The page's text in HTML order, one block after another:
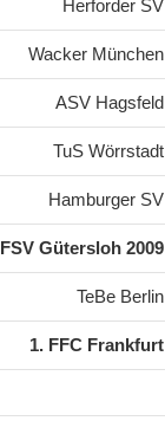
Herforder SV
Wacker München
ASV Hagsfeld
TuS Wörrstadt
Hamburger SV
FSV Gütersloh 2009
TeBe Berlin
1. FFC Frankfurt